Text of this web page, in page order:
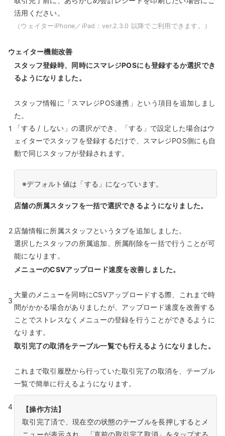
活用ください。
（ウェイターiPhone／iPad：ver.2.3.0 以降でご利用できます。）
ウェイター機能改善
1
スタッフ登録時、同時にスマレジPOSにも登録するか選択でき
るようになりました。
スタッフ情報に「スマレジPOS連携」という項目を追加しまし
た。
「する / しない」の選択ができ、「する」で設定した場合はウ
ェイターでスタッフを登録するだけで、スマレジPOS側にも自
動で同じスタッフが登録されます。
※デフォルト値は「する」になっています。
2
店舗の所属スタッフを一括で選択できるようになりました。
店舗情報に所属スタッフというタブを追加しました。
選択したスタッフの所属追加、所属削除を一括で行うことが可
能になります。
3
メニューのCSVアップロード速度を改善しました。
大量のメニューを同時にCSVアップロードする際、これまで時
間がかかる場合がありましたが、アップロード速度を改善する
ことでストレスなくメニューの登録を行うことができるように
なります。
4
取引完了の取消をテーブル一覧でも行えるようになりました。
これまで取引履歴から行っていた取引完了の取消を、テーブル
一覧で簡単に行えるようになります。
【操作方法】
取引完了済で、現在空の状態のテーブルを長押しするとメ
ニューが表示され、「直前の取引完了取消」をタップする